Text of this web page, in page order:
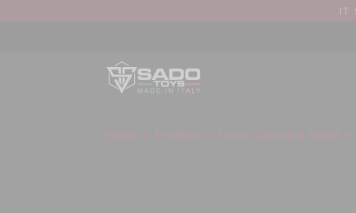
IT